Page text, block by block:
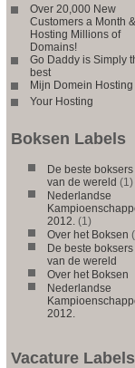
Over 20,000 New
Customers a Month &
Hosting Millions of
Domains!
Go Daddy is Simply
best
Mijn Domein Hosting
Your Hosting
Boksen Labels
De beste boksers
van de wereld (1)
Nederlandse
2012. (1)
Over het Boksen
De beste boksers
van de wereld
Over het Boksen
Nederlandse
2012.
Vacature Labels